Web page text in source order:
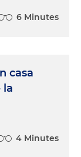
6 Minutes
casa
la
4 Minutes